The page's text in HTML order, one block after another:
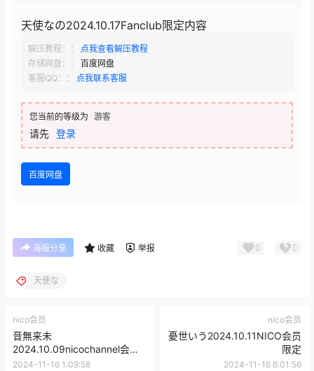
天使なの2024.10.17Fanclub限定内容
解压教程：：
点我查看解压教程
存储网盘：：
百度网盘
客服QQ：：
点我联系客服
您当前的等级为 游客
请先 登录
百度网盘
海报分享 收藏 举报 0 0
天使な
nico会员
音無来未
2024.10.09nicochannel会员
限定
2024-11-16 1:09:58
nico会员
憂世いう2024.10.11NICO会员
限定
2024-11-16 6:01:56